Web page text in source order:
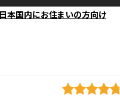
日本国内にお住まいの方向け